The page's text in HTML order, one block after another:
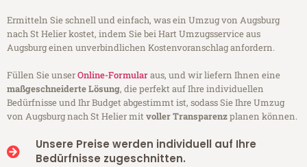
Ermitteln Sie schnell und einfach, was ein Umzug von Augsburg
nach St Helier kostet, indem Sie bei Hart Umzugsservice aus
Augsburg einen unverbindlichen Kostenvoranschlag anfordern.
Füllen Sie unserOnline-Formularaus, und wir liefern Ihnen eine
maßgeschneiderte Lösung, die perfekt auf Ihre individuellen
Bedürfnisse und Ihr Budget abgestimmt ist, sodass Sie Ihre Umzug
von Augsburg nach St Helier mitvoller Transparenzplanen können.
Unsere Preise werden individuell auf Ihre
Bedürfnisse zugeschnitten.